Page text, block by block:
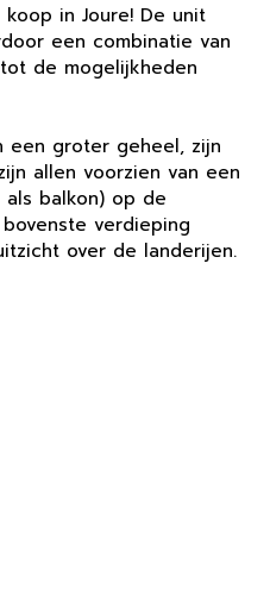
in Joure! De unit
een combinatie van
de mogelijkheden
een groter geheel, zijn
allen voorzien van een
balkon) op de
verdieping
over de landerijen.